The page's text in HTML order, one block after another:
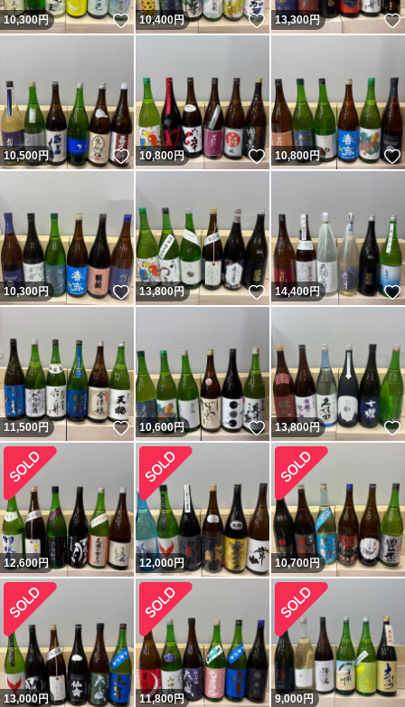
10,300円 いいね！
10,400円 いいね！
13,300円
10,500円 いいね！
10,800円 いいね！
10,800円
10,300円 いいね！
13,800円 いいね！
14,400円
11,500円 いいね！
10,600円 いいね！
13,800円
12,600円 12,000円 10,700円
13,000円 11,800円 9,000円